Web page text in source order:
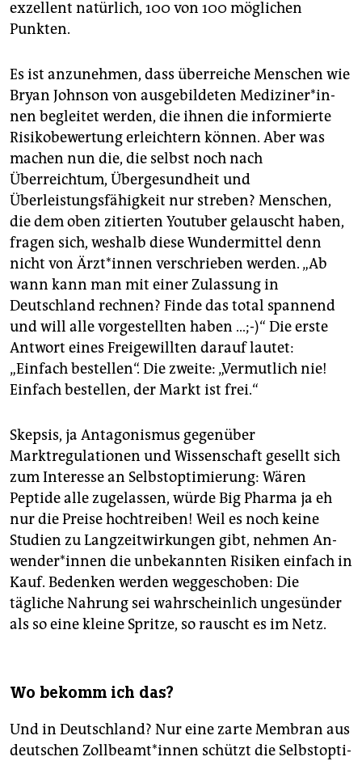
exzellent natürlich, 100 von 100 möglichen
Punkten.
Es ist anzunehmen, dass überreiche Menschen wie
Bryan Johnson von ausgebildeten Me­di­zi­ne­r*in­
nen begleitet werden, die ihnen die informierte
Risikobewertung erleichtern können. Aber was
machen nun die, die selbst noch nach
Überreichtum, Übergesundheit und
Überleistungsfähigkeit nur streben? Menschen,
die dem oben zitierten Youtuber gelauscht haben,
fragen sich, weshalb diese Wundermittel denn
nicht von Ärz­t*in­nen verschrieben werden. „Ab
wann kann man mit einer Zulassung in
Deutschland rechnen? Finde das total spannend
und will alle vorgestellten haben …;-)“ Die erste
Antwort eines Freigewillten darauf lautet:
„Einfach bestellen“. Die zweite: „Vermutlich nie!
Einfach bestellen, der Markt ist frei.“
Skepsis, ja Antagonismus gegenüber
Marktregulationen und Wissenschaft gesellt sich
zum Interesse an Selbstoptimierung: Wären
Peptide alle zugelassen, würde Big Pharma ja eh
nur die Preise hochtreiben! Weil es noch keine
Studien zu Langzeitwirkungen gibt, nehmen An­
wen­de­r*in­nen die unbekannten Risiken einfach in
Kauf. Bedenken werden weggeschoben: Die
tägliche Nahrung sei wahrscheinlich ungesünder
als so eine kleine Spritze, so rauscht es im Netz.
Wo bekomm ich das?
Und in Deutschland? Nur eine zarte Membran aus
deutschen Zoll­be­am­t*in­nen schützt die Selb­st­op­ti­